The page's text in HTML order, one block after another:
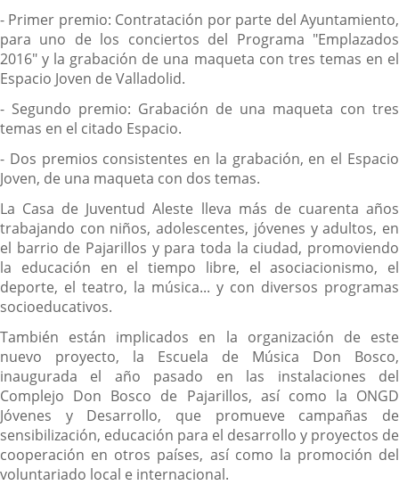
- Primer premio: Contratación por parte del Ayuntamiento,
para uno de los conciertos del Programa "Emplazados
2016" y la grabación de una maqueta con tres temas en el
Espacio Joven de Valladolid.
- Segundo premio: Grabación de una maqueta con tres
temas en el citado Espacio.
- Dos premios consistentes en la grabación, en el Espacio
Joven, de una maqueta con dos temas.
La Casa de Juventud Aleste lleva más de cuarenta años
trabajando con niños, adolescentes, jóvenes y adultos, en
el barrio de Pajarillos y para toda la ciudad, promoviendo
la educación en el tiempo libre, el asociacionismo, el
deporte, el teatro, la música... y con diversos programas
socioeducativos.
También están implicados en la organización de este
nuevo proyecto, la Escuela de Música Don Bosco,
inaugurada el año pasado en las instalaciones del
Complejo Don Bosco de Pajarillos, así como la ONGD
Jóvenes y Desarrollo, que promueve campañas de
sensibilización, educación para el desarrollo y proyectos de
cooperación en otros países, así como la promoción del
voluntariado local e internacional.